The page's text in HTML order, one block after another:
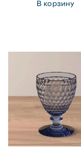
В корзину